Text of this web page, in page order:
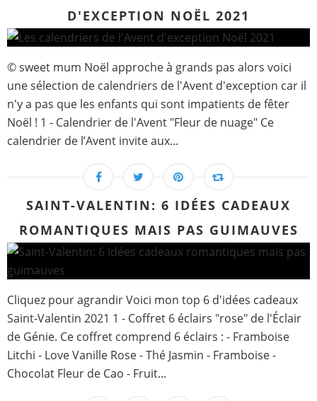
D'EXCEPTION NOËL 2021
© sweet mum Noël approche à grands pas alors voici
une sélection de calendriers de l'Avent d'exception car il
n'y a pas que les enfants qui sont impatients de fêter
Noël ! 1 - Calendrier de l'Avent "Fleur de nuage" Ce
calendrier de l’Avent invite aux...
SAINT-VALENTIN: 6 IDÉES CADEAUX
ROMANTIQUES MAIS PAS GUIMAUVES
Cliquez pour agrandir Voici mon top 6 d'idées cadeaux
Saint-Valentin 2021 1 - Coffret 6 éclairs "rose" de l'Éclair
de Génie. Ce coffret comprend 6 éclairs : - Framboise
Litchi - Love Vanille Rose - Thé Jasmin - Framboise -
Chocolat Fleur de Cao - Fruit...